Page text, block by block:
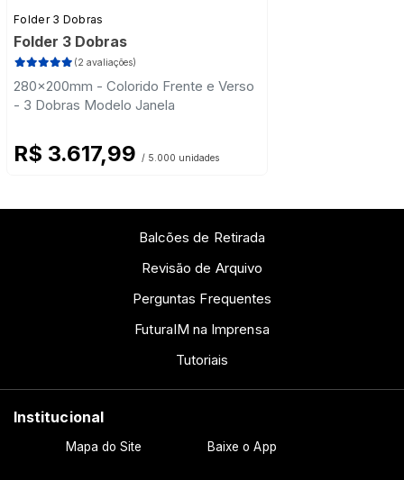
Folder 3 Dobras
Folder 3 Dobras
(2 avaliações)
280x200mm - Colorido Frente e Verso
- 3 Dobras Modelo Janela
R$ 3.617,99 / 5.000 unidades
Balcões de Retirada
Revisão de Arquivo
Perguntas Frequentes
FuturaIM na Imprensa
Tutoriais
Institucional
Mapa do Site Baixe o App